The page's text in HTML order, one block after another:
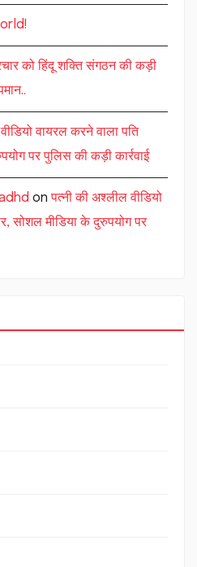
को हिंदू शक्ति संगठन की कड़ी
वायरल करने वाला पति
पर पुलिस की कड़ी कार्रवाई
onपत्नी की अश्लील वीडियो
सोशल मीडिया के दुरुपयोग पर